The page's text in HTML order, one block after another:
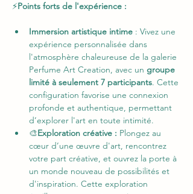
⚡Points forts de l'expérience :
Immersion artistique intime : Vivez une
expérience personnalisée dans
l'atmosphère chaleureuse de la galerie
Perfume Art Creation, avec un groupe
limité à seulement 7 participants. Cette
configuration favorise une connexion
profonde et authentique, permettant
d’explorer l'art en toute intimité.
🎨Exploration créative : Plongez au
cœur d’une œuvre d'art, rencontrez
votre part créative, et ouvrez la porte à
un monde nouveau de possibilités et
d'inspiration. Cette exploration